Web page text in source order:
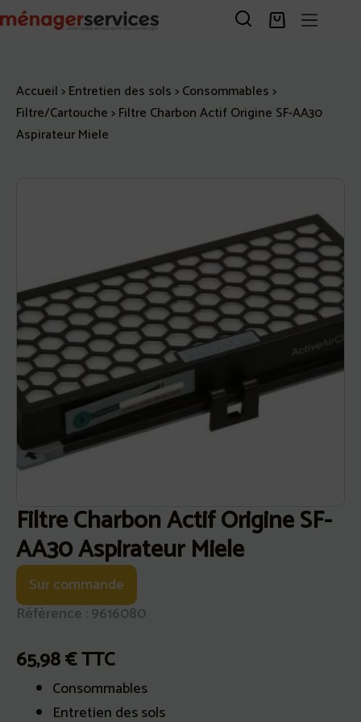
au
Panier
Accueil>Entretien des sols>Consommables>
Filtre/Cartouche>Filtre Charbon Actif Origine SF-AA30
Aspirateur Miele
Filtre Charbon Actif Origine SF-
AA30 Aspirateur Miele
Sur commande
Référence : 9616080
65,98€TTC
Consommables
Entretien des sols